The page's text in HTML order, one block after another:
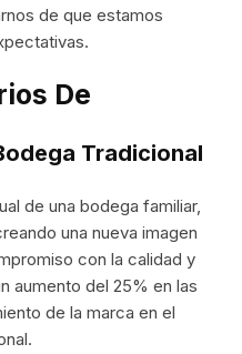
de que estamos
De
Tradicional
de una bodega familiar,
una nueva imagen
con la calidad y
aumento del 25% en las
de la marca en el